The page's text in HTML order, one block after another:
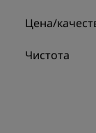
Цена/
Чистота